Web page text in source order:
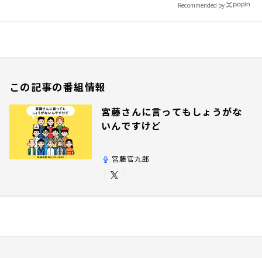
Recommended by
この記事の番組情報
宮藤さんに言ってもしょうがな
いんですけど
宮藤官九郎